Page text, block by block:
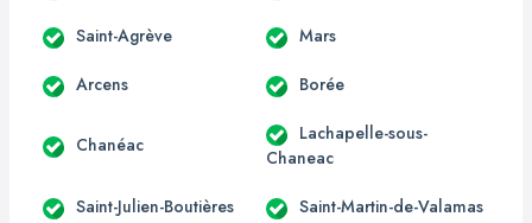
Saint-Agrève Mars
Arcens Borée
Chanéac
Lachapelle-sous-
Chaneac
Saint-Julien-Boutières Saint-Martin-de-Valamas